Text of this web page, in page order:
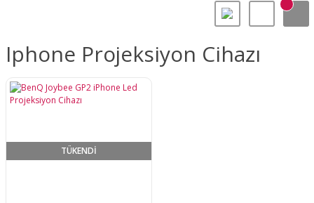
Iphone Projeksiyon Cihazı
TÜKENDİ